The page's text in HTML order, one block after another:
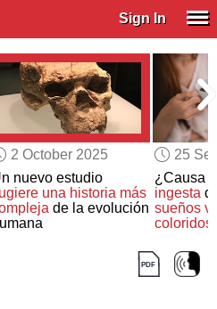
Sign In
2 October 2025
nuevo estudio
una historia más
de la evolución
25
¿Causa
ingesta
sueños
coloridos